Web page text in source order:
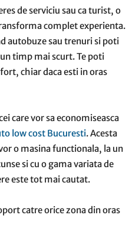
de serviciu sau ca turist, o
complet experienta.
autobuze sau trenuri si poti
timp mai scurt. Te poti
chiar daca esti in oras
care vor sa economiseasca
low cost Bucuresti. Acesta
o masina functionala, la un
si cu o gama variata de
este tot mai cautat.
catre orice zona din oras